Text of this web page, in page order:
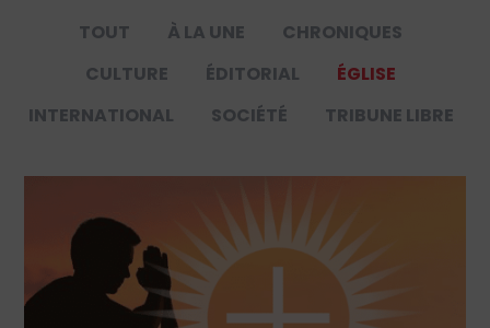
TOUT À LA UNE
CHRONIQUES
CULTURE
ÉDITORIAL
ÉGLISE
INTERNATIONAL
SOCIÉTÉ TRIBUNE LIBRE